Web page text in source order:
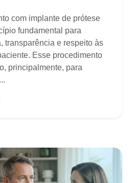
com implante de prótese
fundamental para
transparência e respeito às
Esse procedimento
principalmente, para